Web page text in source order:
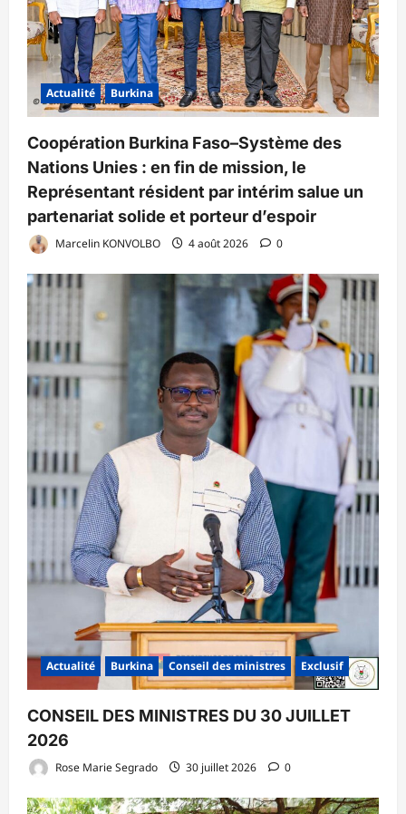
Actualité Burkina
Coopération Burkina Faso–Système des
Nations Unies : en fin de mission, le
Représentant résident par intérim salue un
partenariat solide et porteur d’espoir
Marcelin KONVOLBO 4 août 2026 0
Actualité Burkina Conseil des ministres Exclusif
CONSEIL DES MINISTRES DU 30 JUILLET
2026
Rose Marie Segrado 30 juillet 2026 0